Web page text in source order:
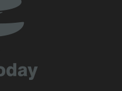
il futuro del mondo
selezionate
di Hiroshima